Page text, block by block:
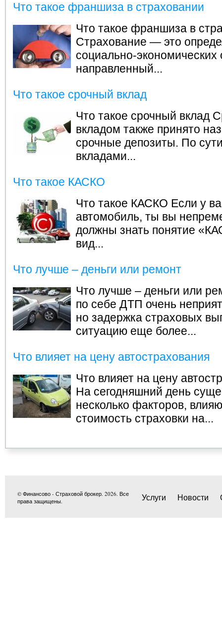
Что такое франшиза в страховании
Что такое франшиза в
Страхование — это
социально-
направленный...
Что такое срочный вклад
Что такое срочный вклад
вкладом также принято
срочные депозиты. По
вкладами...
Что такое КАСКО
Что такое КАСКО Если у
автомобиль, ты вы
должны знать понятие
вид...
Что лучше – деньги или ремонт
Что лучше – деньги или
по себе ДТП очень
но задержка страховых
ситуацию еще более...
Что влияет на цену автострахования
Что влияет на цену
На сегодняшний день
несколько факторов,
стоимость страховки на...
© Финансово - Страховой брокер. 2026. Все
права защищены.
Услуги Новости